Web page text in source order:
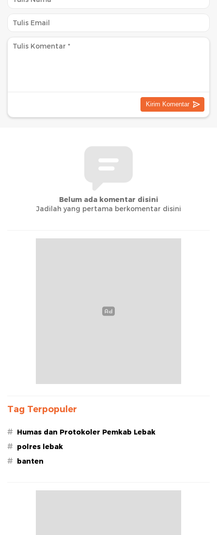
Belum ada komentar disini
Jadilah yang pertama berkomentar disini
Tag Terpopuler
# Humas dan Protokoler Pemkab Lebak
# polres lebak
# banten